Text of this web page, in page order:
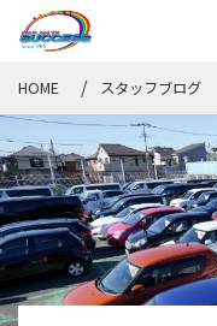
HOME スタッフブログ